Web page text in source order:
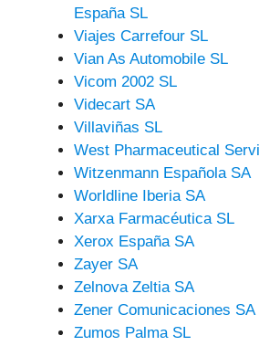
España SL
Viajes Carrefour SL
Vian As Automobile SL
Vicom 2002 SL
Videcart SA
Villaviñas SL
West Pharmaceutical
Witzenmann Española SA
Worldline Iberia SA
Xarxa Farmacéutica SL
Xerox España SA
Zayer SA
Zelnova Zeltia SA
Zener Comunicaciones SA
Zumos Palma SL